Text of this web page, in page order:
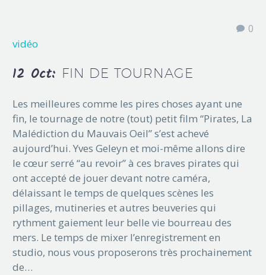
0
vidéo
12 Oct: FIN DE TOURNAGE
Les meilleures comme les pires choses ayant une
fin, le tournage de notre (tout) petit film “Pirates, La
Malédiction du Mauvais Oeil” s’est achevé
aujourd’hui. Yves Geleyn et moi-même allons dire
le cœur serré “au revoir” à ces braves pirates qui
ont accepté de jouer devant notre caméra,
délaissant le temps de quelques scènes les
pillages, mutineries et autres beuveries qui
rythment gaiement leur belle vie bourreau des
mers. Le temps de mixer l’enregistrement en
studio, nous vous proposerons très prochainement
de…